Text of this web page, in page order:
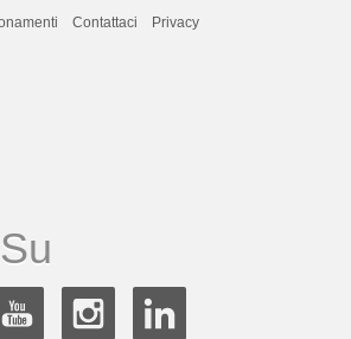
Contattaci
Privacy